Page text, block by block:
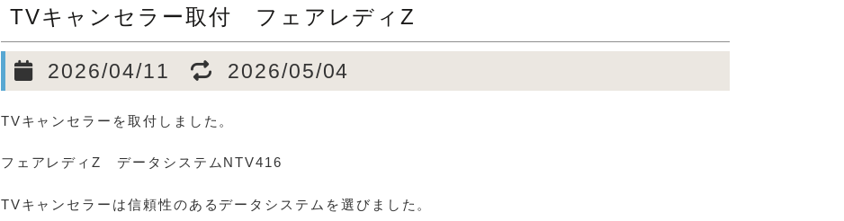
TVキャンセラー取付 フェアレディZ
2026/04/11 2026/05/04
TVキャンセラーを取付しました。
フェアレディZ データシステムNTV416
TVキャンセラーは信頼性のあるデータシステムを選びました。